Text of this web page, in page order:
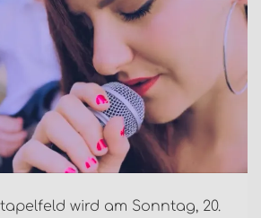
wird am Sonntag, 20.